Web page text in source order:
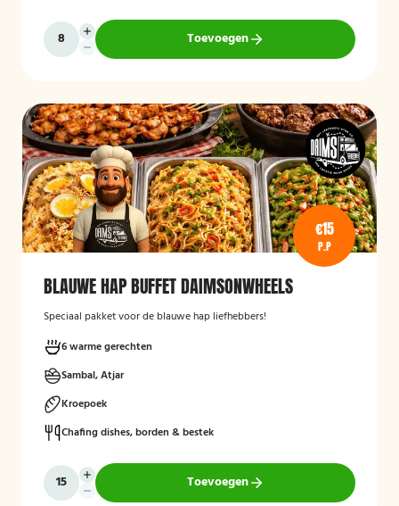
Toevoegen
€15
P.P
BLAUWE HAP BUFFET DAIMSONWHEELS
Speciaal pakket voor de blauwe hap liefhebbers!
6 warme gerechten
Sambal, Atjar
Kroepoek
Chafing dishes, borden & bestek
Toevoegen